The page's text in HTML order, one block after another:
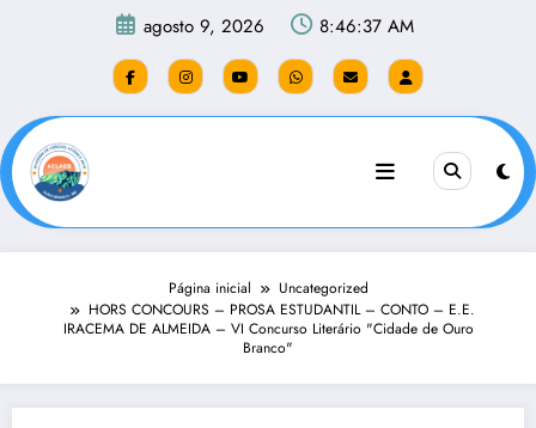
agosto 9, 2026 8:46:38 AM
Página inicial
Uncategorized
HORS CONCOURS – PROSA ESTUDANTIL – CONTO – E.E.
IRACEMA DE ALMEIDA – VI Concurso Literário "Cidade de Ouro
Branco"